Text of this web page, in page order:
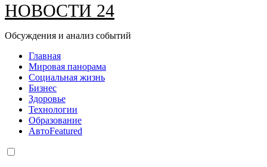
НОВОСТИ 24
Обсуждения и анализ событий
Главная
Мировая панорама
Социальная жизнь
Бизнес
Здоровье
Технологии
Образование
АвтоFeatured